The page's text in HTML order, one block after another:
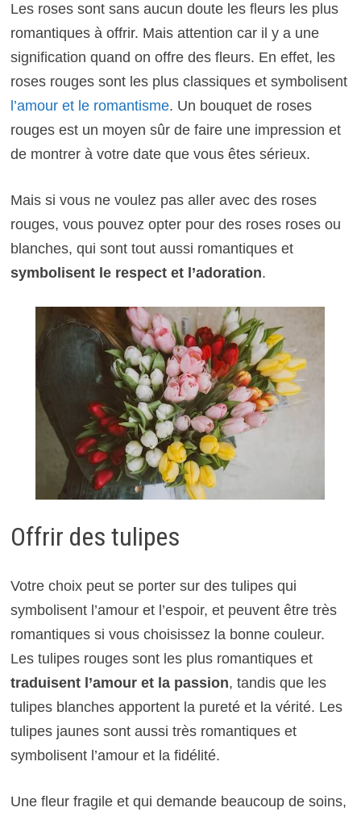
Les roses sont sans aucun doute les fleurs les plus
romantiques à offrir. Mais attention car il y a une
signification quand on offre des fleurs. En effet, les
roses rouges sont les plus classiques et symbolisent
l’amour et le romantisme. Un bouquet de roses
rouges est un moyen sûr de faire une impression et
de montrer à votre date que vous êtes sérieux.
Mais si vous ne voulez pas aller avec des roses
rouges, vous pouvez opter pour des roses roses ou
blanches, qui sont tout aussi romantiques et
symbolisent le respect et l’adoration.
Offrir des tulipes
Votre choix peut se porter sur des tulipes qui
symbolisent l’amour et l’espoir, et peuvent être très
romantiques si vous choisissez la bonne couleur.
Les tulipes rouges sont les plus romantiques et
traduisent l’amour et la passion, tandis que les
tulipes blanches apportent la pureté et la vérité. Les
tulipes jaunes sont aussi très romantiques et
symbolisent l’amour et la fidélité.
Une fleur fragile et qui demande beaucoup de soins,